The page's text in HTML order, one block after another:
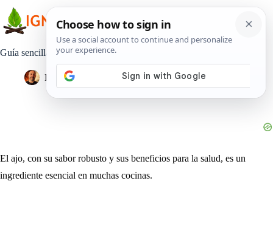
contenido
Guía sencilla para cultivar ajo en casa
Pedro Lisperguer 9 enero, 2024 Estilo de Vida
El ajo, con su sabor robusto y sus beneficios para la salud, es un
ingrediente esencial en muchas cocinas.